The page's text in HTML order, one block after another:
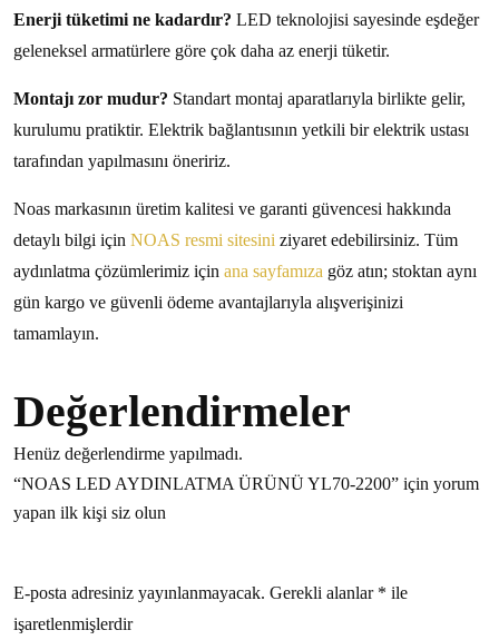
Enerji tüketimi ne kadardır? LED teknolojisi sayesinde eşdeğer
geleneksel armatürlere göre çok daha az enerji tüketir.
Montajı zor mudur? Standart montaj aparatlarıyla birlikte gelir,
kurulumu pratiktir. Elektrik bağlantısının yetkili bir elektrik ustası
tarafından yapılmasını öneririz.
Noas markasının üretim kalitesi ve garanti güvencesi hakkında
detaylı bilgi için NOAS resmi sitesini ziyaret edebilirsiniz. Tüm
aydınlatma çözümlerimiz için ana sayfamıza göz atın; stoktan aynı
gün kargo ve güvenli ödeme avantajlarıyla alışverişinizi
tamamlayın.
Değerlendirmeler
Henüz değerlendirme yapılmadı.
“NOAS LED AYDINLATMA ÜRÜNÜ YL70-2200” için yorum
yapan ilk kişi siz olun
E-posta adresiniz yayınlanmayacak. Gerekli alanlar * ile
işaretlenmişlerdir